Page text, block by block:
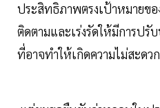
ประสิทธิภาพตรงเป้าหมายข
ติดตามและเร่งรัดให้มีการปรั
ที่อาจทำให้เกิดความไม่สะดว